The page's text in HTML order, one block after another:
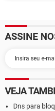
ASSINE
VEJA
Dns para